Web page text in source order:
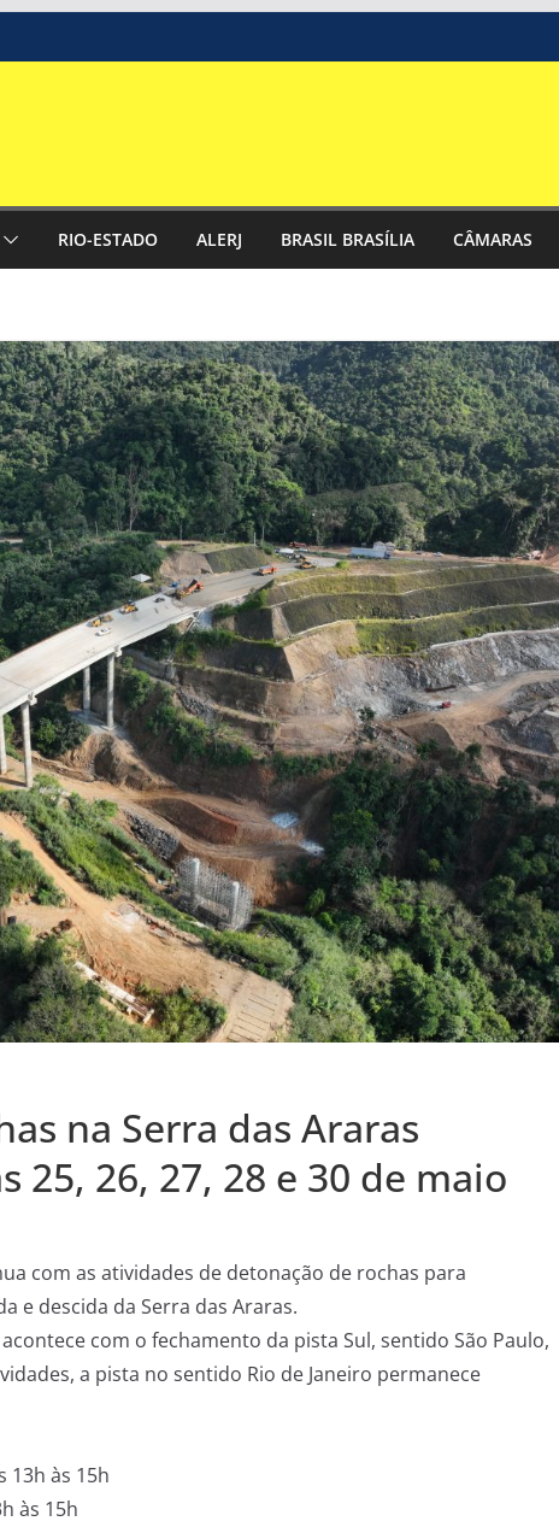
RIO-ESTADO ALERJ BRASIL BRASÍLIA CÂMARAS
na Serra das Araras
25, 26, 27, 28 e 30 de maio
com as atividades de detonação de rochas para
e descida da Serra das Araras.
com o fechamento da pista Sul, sentido São Paulo,
a pista no sentido Rio de Janeiro permanece
13h às 15h
às 15h